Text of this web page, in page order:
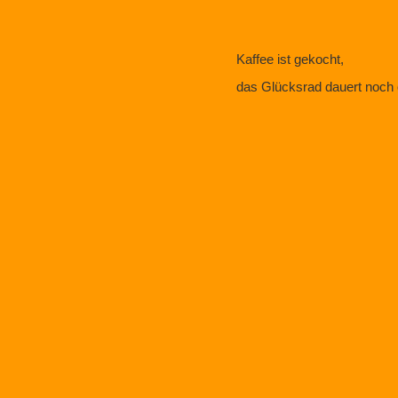
Kaffee ist gekocht,
das Glücksrad dauert noch